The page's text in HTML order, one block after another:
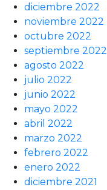
diciembre 2022
noviembre 2022
octubre 2022
septiembre 2022
agosto 2022
julio 2022
junio 2022
mayo 2022
abril 2022
marzo 2022
febrero 2022
enero 2022
diciembre 2021